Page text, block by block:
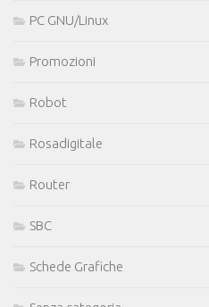
PC GNU/Linux
Promozioni
Robot
Rosadigitale
Router
SBC
Schede Grafiche